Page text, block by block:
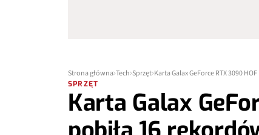
Strona główna Tech Sprzęt Karta Galax GeForce RTX 3090
SPRZĘT
Karta Galax